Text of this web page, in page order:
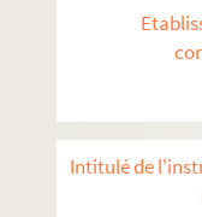
Intitulé de
Le